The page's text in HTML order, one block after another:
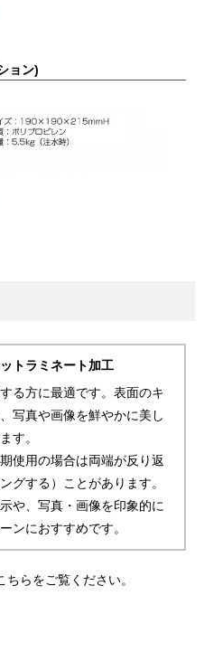
ョン)
トラミネート加工
る方に最適です。表面のキ
写真や画像を鮮やかに美し
す。
使用の場合は両端が反り返
グする）ことがあります。
や、写真・画像を印象的に
ンにおすすめです。
らをご覧ください。